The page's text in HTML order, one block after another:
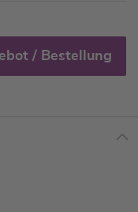
/ Bestellung